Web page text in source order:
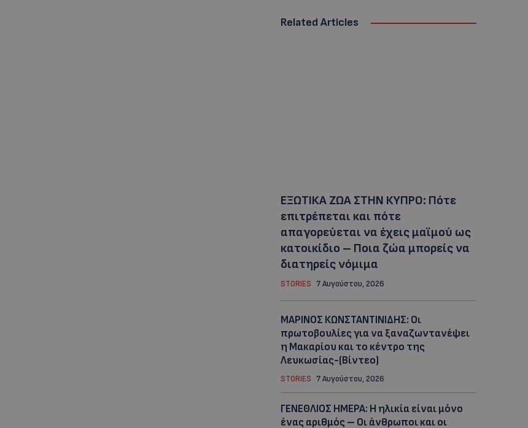
Related Articles
ΕΞΩΤΙΚΑ ΖΩΑ ΣΤΗΝ ΚΥΠΡΟ: Πότε
επιτρέπεται και πότε
απαγορεύεται να έχεις μαϊμού ως
κατοικίδιο – Ποια ζώα μπορείς να
διατηρείς νόμιμα
STORIES 7 Αυγούστου, 2026
ΜΑΡΙΝΟΣ ΚΩΝΣΤΑΝΤΙΝΙΔΗΣ: Οι
πρωτοβουλίες για να ξαναζωντανέψει
η Μακαρίου και το κέντρο της
Λευκωσίας-(Βίντεο)
STORIES 7 Αυγούστου, 2026
ΓΕΝΕΘΛΙΟΣ ΗΜΕΡΑ: Η ηλικία είναι μόνο
ένας αριθμός – Οι άνθρωποι και οι